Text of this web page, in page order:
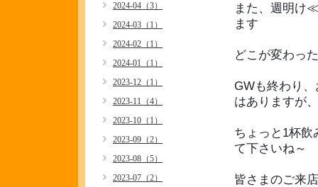
また、週明け
ます
どこが変わっ
GWも終わり
はありますが
ちょっと1杯飲
て下さいね～
皆さまのご来
2024-04（3）
2024-03（1）
2024-02（1）
2024-01（1）
2023-12（1）
2023-11（4）
2023-10（1）
2023-09（2）
2023-08（5）
2023-07（2）